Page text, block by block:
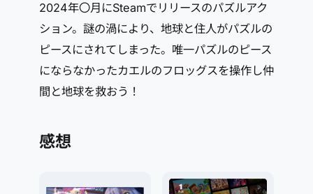
2024年〇月にSteamでリリースのパズルアク
ション。謎の渦により、地球と住人がパズルの
ピースにされてしまった。唯一パズルのピース
にならなかったカエルのフロッグスを操作し仲
間と地球を救おう！
感想